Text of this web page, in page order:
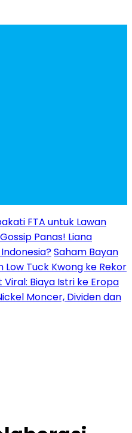
FTA untuk Lawan
Gossip Panas! Liana
Saham Bayan
Tuck Kwong ke Rekor
Biaya Istri ke Eropa
Moncer, Dividen dan